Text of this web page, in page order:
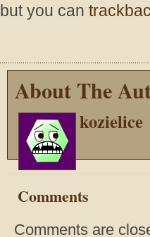
but you can
About The
kozielice
Comments
Comments are